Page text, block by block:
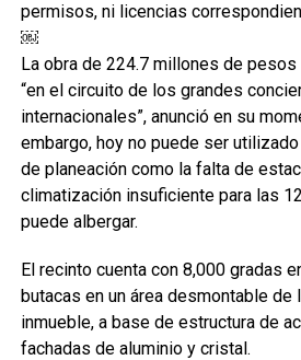
permisos, ni licencias
￼
La obra de 224.7 millones de pesos
“en el circuito de los grandes
internacionales”, anunció en su
embargo, hoy no puede ser
de planeación como la falta de
climatización insuficiente para las
puede albergar.
El recinto cuenta con 8,000 gradas
butacas en un área desmontable de
inmueble, a base de estructura de
fachadas de aluminio y cristal.